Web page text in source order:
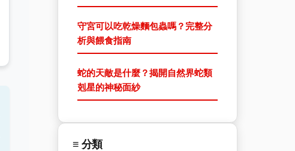
守宮可以吃乾燥麵包蟲嗎？完整分
析與餵食指南
蛇的天敵是什麼？揭開自然界蛇類
剋星的神秘面紗
≡ 分類